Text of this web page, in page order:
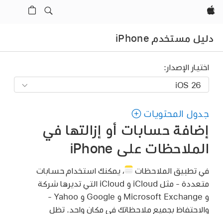
Apple‏
دليل مستخدم iPhone
اختيار الإصدار:
جدول المحتويات
إضافة حسابات أو إزالتها في
الملاحظات على iPhone
في تطبيق الملاحظات ، يمكنك استخدام حسابات
متعددة - مثل iCloud و iCloud التي تديرها شركة
و Microsoft Exchange و Google و Yahoo -
والاحتفاظ بجميع ملاحظاتك في مكان واحد. تظل